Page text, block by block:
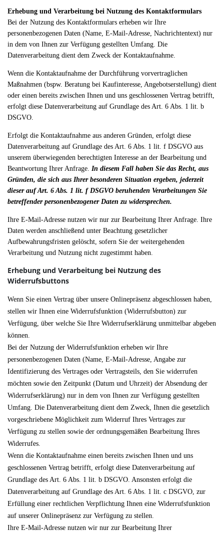
Erhebung und Verarbeitung bei Nutzung des Kontaktformulars
Bei der Nutzung des Kontaktformulars erheben wir Ihre
personenbezogenen Daten (Name, E-Mail-Adresse, Nachrichtentext) nur
in dem von Ihnen zur Verfügung gestellten Umfang. Die
Datenverarbeitung dient dem Zweck der Kontaktaufnahme.
Wenn die Kontaktaufnahme der Durchführung vorvertraglichen
Maßnahmen (bspw. Beratung bei Kaufinteresse, Angebotserstellung) dient
oder einen bereits zwischen Ihnen und uns geschlossenen Vertrag betrifft,
erfolgt diese Datenverarbeitung auf Grundlage des Art. 6 Abs. 1 lit. b
DSGVO.
Erfolgt die Kontaktaufnahme aus anderen Gründen, erfolgt diese
Datenverarbeitung auf Grundlage des Art. 6 Abs. 1 lit. f DSGVO aus
unserem überwiegenden berechtigten Interesse an der Bearbeitung und
Beantwortung Ihrer Anfrage. In diesem Fall haben Sie das Recht, aus
Gründen, die sich aus Ihrer besonderen Situation ergeben, jederzeit
dieser auf Art. 6 Abs. 1 lit. f DSGVO beruhenden Verarbeitungen Sie
betreffender personenbezogener Daten zu widersprechen.
Ihre E-Mail-Adresse nutzen wir nur zur Bearbeitung Ihrer Anfrage. Ihre
Daten werden anschließend unter Beachtung gesetzlicher
Aufbewahrungsfristen gelöscht, sofern Sie der weitergehenden
Verarbeitung und Nutzung nicht zugestimmt haben.
Erhebung und Verarbeitung bei Nutzung des
Widerrufsbuttons
Wenn Sie einen Vertrag über unsere Onlinepräsenz abgeschlossen haben,
stellen wir Ihnen eine Widerrufsfunktion (Widerrufsbutton) zur
Verfügung, über welche Sie Ihre Widerrufserklärung unmittelbar abgeben
können.
Bei der Nutzung der Widerrufsfunktion erheben wir Ihre
personenbezogenen Daten (Name, E-Mail-Adresse, Angabe zur
Identifizierung des Vertrages oder Vertragsteils, den Sie widerrufen
möchten sowie den Zeitpunkt (Datum und Uhrzeit) der Absendung der
Widerrufserklärung) nur in dem von Ihnen zur Verfügung gestellten
Umfang. Die Datenverarbeitung dient dem Zweck, Ihnen die gesetzlich
vorgeschriebene Möglichkeit zum Widerruf Ihres Vertrages zur
Verfügung zu stellen sowie der ordnungsgemäßen Bearbeitung Ihres
Widerrufes.
Wenn die Kontaktaufnahme einen bereits zwischen Ihnen und uns
geschlossenen Vertrag betrifft, erfolgt diese Datenverarbeitung auf
Grundlage des Art. 6 Abs. 1 lit. b DSGVO. Ansonsten erfolgt die
Datenverarbeitung auf Grundlage des Art. 6 Abs. 1 lit. c DSGVO, zur
Erfüllung einer rechtlichen Verpflichtung Ihnen eine Widerrufsfunktion
auf unserer Onlinepräsenz zur Verfügung zu stellen.
Ihre E-Mail-Adresse nutzen wir nur zur Bearbeitung Ihrer